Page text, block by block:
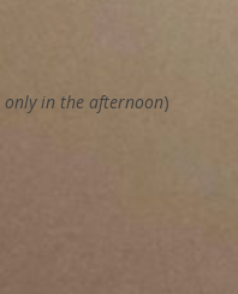
only in the afternoon)